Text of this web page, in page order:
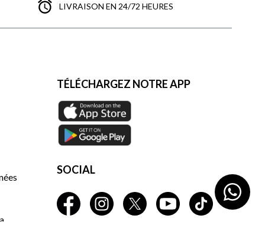
LIVRAISON EN 24/72 HEURES
TÉLÉCHARGEZ NOTRE APP
SOCIAL